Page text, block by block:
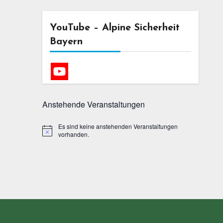
YouTube – Alpine Sicherheit
Bayern
Anstehende Veranstaltungen
Hinweis
Es sind keine anstehenden Veranstaltungen
vorhanden.